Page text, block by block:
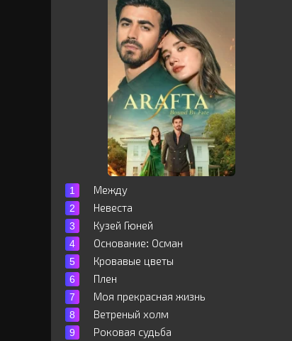
Между
Невеста
Кузей Гюней
Основание: Осман
Кровавые цветы
Плен
Моя прекрасная жизнь
Ветреный холм
Роковая судьба